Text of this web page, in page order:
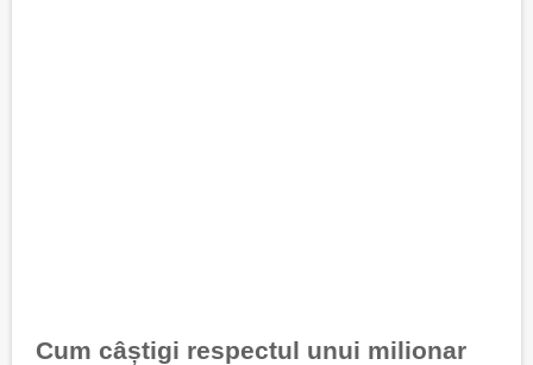
Cum câștigi respectul unui milionar